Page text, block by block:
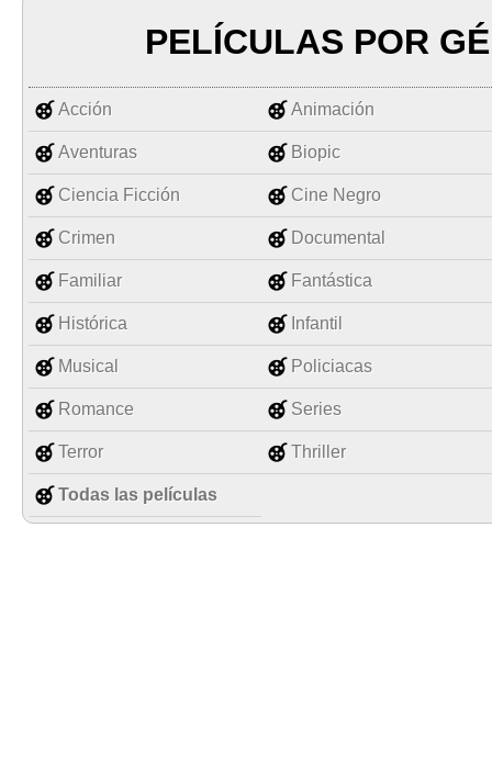
PELÍCULAS POR
Acción Animación
Aventuras Biopic
Ciencia Ficción Cine Negro
Crimen Documental
Familiar Fantástica
Histórica Infantil
Musical Policiacas
Romance Series
Terror Thriller
Todas las películas